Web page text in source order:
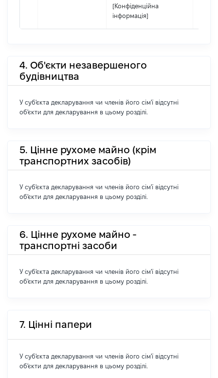
[Конфіденційна
інформація]
4. Об'єкти незавершеного
будівництва
У суб'єкта декларування чи членів його сім'ї відсутні
об'єкти для декларування в цьому розділі.
5. Цінне рухоме майно (крім
транспортних засобів)
У суб'єкта декларування чи членів його сім'ї відсутні
об'єкти для декларування в цьому розділі.
6. Цінне рухоме майно -
транспортні засоби
У суб'єкта декларування чи членів його сім'ї відсутні
об'єкти для декларування в цьому розділі.
7. Цінні папери
У суб'єкта декларування чи членів його сім'ї відсутні
об'єкти для декларування в цьому розділі.